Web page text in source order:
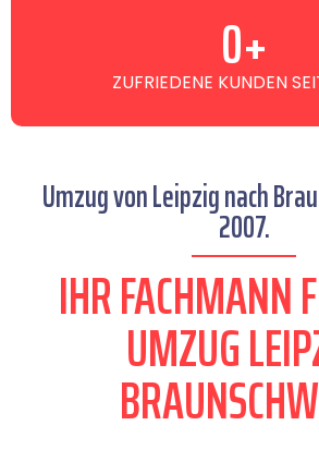
ZUFRIEDENE KUNDEN
0+
Umzug von Leipzig nach
2007.
IHR FACHMANN
UMZUG